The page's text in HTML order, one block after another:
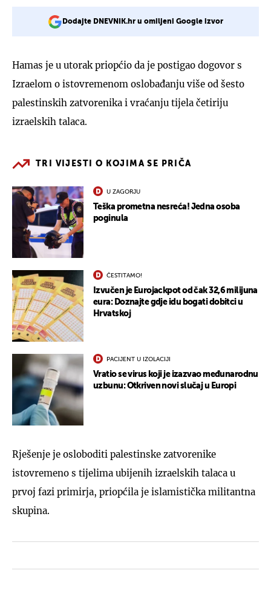
Dodajte DNEVNIK.hr u omiljeni Google izvor
Hamas je u utorak priopćio da je postigao dogovor s
Izraelom o istovremenom oslobađanju više od šesto
palestinskih zatvorenika i vraćanju tijela četiriju
izraelskih talaca.
TRI VIJESTI O KOJIMA SE PRIČA
U ZAGORJU
Teška prometna nesreća! Jedna osoba
poginula
ČESTITAMO!
Izvučen je Eurojackpot od čak 32,6 milijuna
eura: Doznajte gdje idu bogati dobitci u
Hrvatskoj
PACIJENT U IZOLACIJI
Vratio se virus koji je izazvao međunarodnu
uzbunu: Otkriven novi slučaj u Europi
Rješenje je osloboditi palestinske zatvorenike
istovremeno s tijelima ubijenih izraelskih talaca u
prvoj fazi primirja, priopćila je islamistička militantna
skupina.